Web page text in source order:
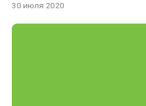
30 июля 2020